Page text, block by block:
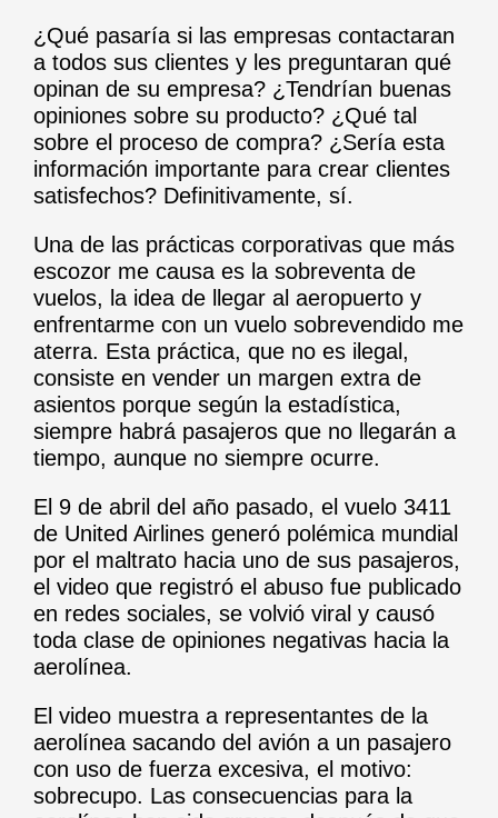
¿Qué pasaría si las empresas contactaran
a todos sus clientes y les preguntaran qué
opinan de su empresa? ¿Tendrían buenas
opiniones sobre su producto? ¿Qué tal
sobre el proceso de compra? ¿Sería esta
información importante para crear clientes
satisfechos? Definitivamente, sí.
Una de las prácticas corporativas que más
escozor me causa es la sobreventa de
vuelos, la idea de llegar al aeropuerto y
enfrentarme con un vuelo sobrevendido me
aterra. Esta práctica, que no es ilegal,
consiste en vender un margen extra de
asientos porque según la estadística,
siempre habrá pasajeros que no llegarán a
tiempo, aunque no siempre ocurre.
El 9 de abril del año pasado, el vuelo 3411
de United Airlines generó polémica mundial
por el maltrato hacia uno de sus pasajeros,
el video que registró el abuso fue publicado
en redes sociales, se volvió viral y causó
toda clase de opiniones negativas hacia la
aerolínea.
El video muestra a representantes de la
aerolínea sacando del avión a un pasajero
con uso de fuerza excesiva, el motivo:
sobrecupo. Las consecuencias para la